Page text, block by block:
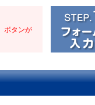
ボタンが